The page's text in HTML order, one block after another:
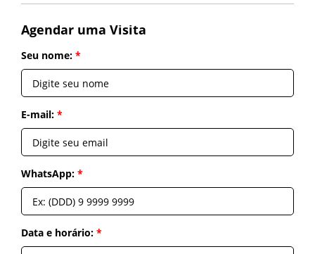
Quero mais informações
Quero mais informações
Seu nome: *
E-mail: *
WhatsApp: *
Mensagem:*
Agendar uma Visita
Seu nome: *
E-mail: *
WhatsApp: *
Data e horário: *